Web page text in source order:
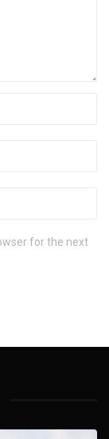
for the next